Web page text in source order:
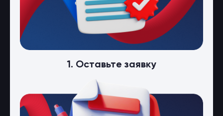
1. Оставьте заявку